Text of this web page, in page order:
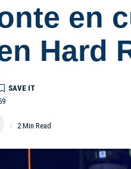
en
Hard
2 Min Read